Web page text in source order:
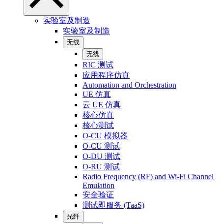
实验室及制造
实验室及制造
无线
无线
RIC 测试
应用程序仿真
Automation and Orchestration
UE 仿真
云 UE 仿真
核心仿真
核心测试
O-CU 模拟器
O-CU 测试
O-DU 测试
O-RU 测试
Radio Frequency (RF) and Wi-Fi Channel
Emulation
安全验证
测试即服务 (TaaS)
光纤